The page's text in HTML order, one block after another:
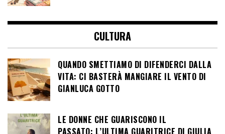
CULTURA
QUANDO SMETTIAMO DI DIFENDERCI DALLA
VITA: CI BASTERÀ MANGIARE IL VENTO DI
GIANLUCA GOTTO
LE DONNE CHE GUARISCONO IL
PASSATO: L’ULTIMA GUARITRICE DI GIULIA